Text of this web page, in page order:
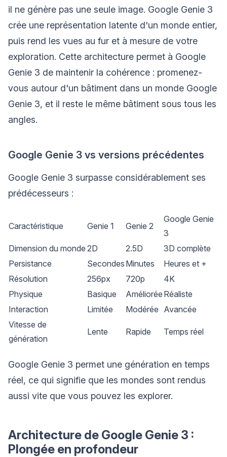
il ne génère pas une seule image. Google Genie 3
crée une représentation latente d'un monde entier,
puis rend les vues au fur et à mesure de votre
exploration. Cette architecture permet à Google
Genie 3 de maintenir la cohérence : promenez-
vous autour d'un bâtiment dans un monde Google
Genie 3, et il reste le même bâtiment sous tous les
angles.
Google Genie 3 vs versions précédentes
Google Genie 3 surpasse considérablement ses
prédécesseurs :
Caractéristique Genie 1 Genie 2
Google Genie
3
Dimension du monde 2D 2.5D
3D complète
Persistance
Secondes Minutes
Heures et +
Résolution
256px 720p
4K
Physique
Basique Améliorée Réaliste
Interaction
Limitée Modérée Avancée
Vitesse de
génération
Lente Rapide Temps réel
Google Genie 3 permet une génération en temps
réel, ce qui signifie que les mondes sont rendus
aussi vite que vous pouvez les explorer.
Architecture de Google Genie 3 :
Plongée en profondeur